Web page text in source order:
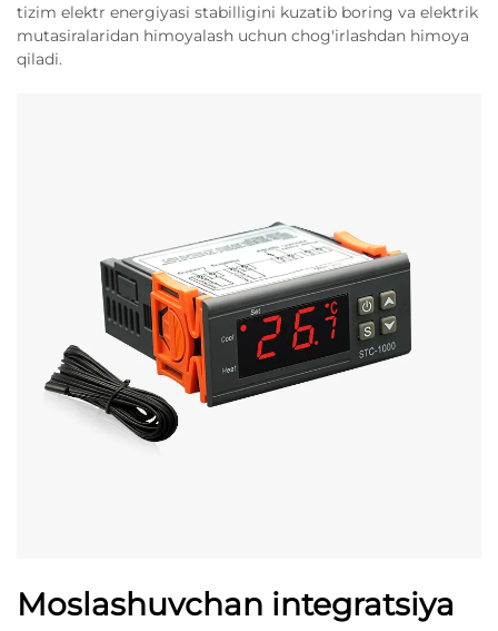
tizim elektr energiyasi stabilligini kuzatib boring va elektrik
mutasiralaridan himoyalash uchun chog'irlashdan himoya
qiladi.
Moslashuvchan integratsiya